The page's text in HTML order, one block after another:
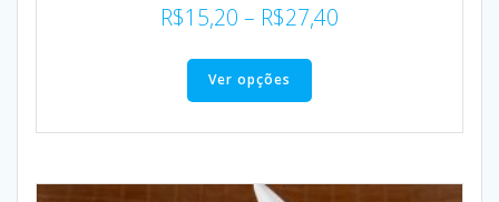
R$15,20 – R$27,40
Ver opções